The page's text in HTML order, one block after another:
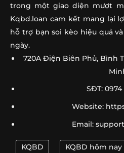
➤ Soi Kèo Đức Vs Curacao
➤ Soi Kèo Haiti Vs
➤ Soi Kèo Australia Vs Thổ
Soi Kèo Brazil Vs Morocco
Soi Kèo Qatar Vs Thụy
trong một giao diện mượt
Kqbd.loan cam kết mang lại
hỗ trợ bạn soi kèo hiệu quả
ngày.
720A Điện Biên Phủ, Bình
SĐT: 0974
Website:
Email:
KQBD KQBD hôm nay